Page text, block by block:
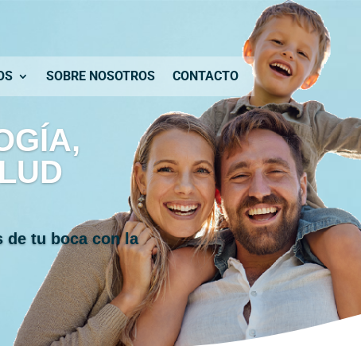
SOBRE NOSOTROS CONTACTO
de tu boca con la